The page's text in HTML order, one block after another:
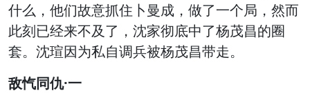
什么，他们故意抓住卜曼成，做了一个局，然而
此刻已经来不及了，沈家彻底中了杨茂昌的圈
套。沈瑄因为私自调兵被杨茂昌带走。
敌忾同仇·一